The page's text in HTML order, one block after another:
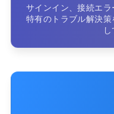
サインイン、接続エラ
特有のトラブル解決